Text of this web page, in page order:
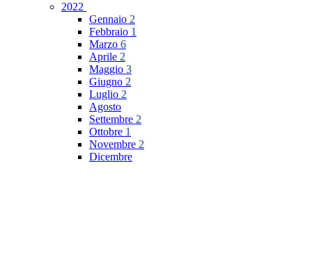
2022
Gennaio 2
Febbraio 1
Marzo 6
Aprile 2
Maggio 3
Giugno 2
Luglio 2
Agosto
Settembre 2
Ottobre 1
Novembre 2
Dicembre